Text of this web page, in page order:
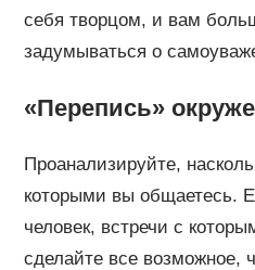
себя творцом, и вам
задумываться о
«Перепись»
Проанализируйте,
которыми вы общаетесь.
человек, встречи с
сделайте все возможное,